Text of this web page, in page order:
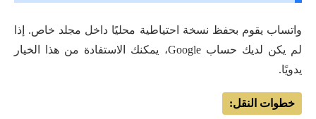
واتساب يقوم بحفظ نسخة احتياطية محليًا داخل مجلد خاص. إذا
لم يكن لديك حساب Google، يمكنك الاستفادة من هذا الخيار
يدويًا.
خطوات النقل: